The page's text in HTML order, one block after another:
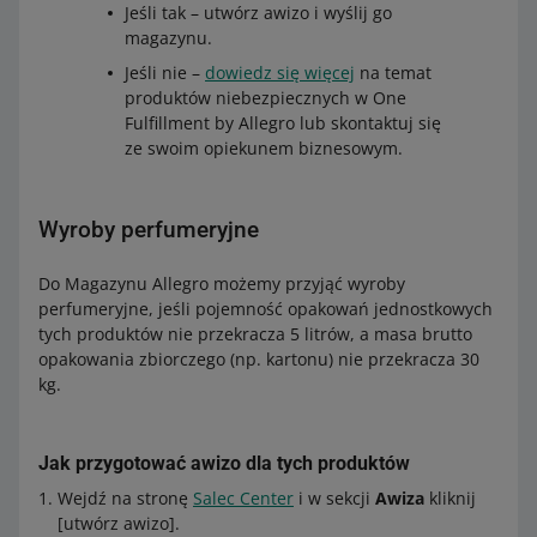
Jeśli tak – utwórz awizo i wyślij go
magazynu.
Jeśli nie – dowiedz się więcej na temat
produktów niebezpiecznych w One
Fulfillment by Allegro lub skontaktuj się
ze swoim opiekunem biznesowym.
Wyroby perfumeryjne
Do Magazynu Allegro możemy przyjąć wyroby
perfumeryjne, jeśli pojemność opakowań jednostkowych
tych produktów nie przekracza 5 litrów, a masa brutto
opakowania zbiorczego (np. kartonu) nie przekracza 30
kg.
Jak przygotować awizo dla tych produktów
Wejdź na stronę Salec Center i w sekcji Awiza kliknij
[utwórz awizo].